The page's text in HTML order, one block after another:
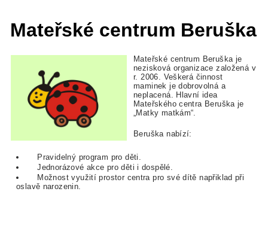
Mateřské centrum Beruška
Mateřské centrum Beruška je
nezisková organizace založená v
r. 2006. Veškerá činnost
maminek je dobrovolná a
neplacená. Hlavní idea
Mateřského centra Beruška je
„Matky matkám“.
Beruška nabízí:
Pravidelný program pro děti.
Jednorázové akce pro děti i dospělé.
Možnost využití prostor centra pro své dítě napřiklad při
oslavě narozenin.